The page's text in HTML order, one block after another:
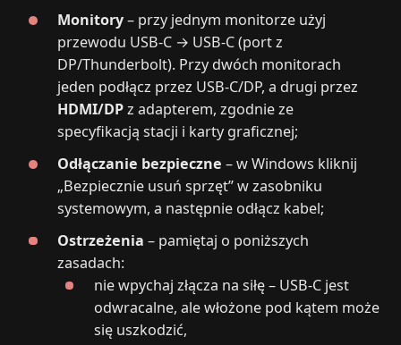
Monitory– przy jednym monitorze użyj
przewodu USB‑C → USB‑C (port z
DP/Thunderbolt). Przy dwóch monitorach
jeden podłącz przez USB‑C/DP, a drugi przez
HDMI/DPz adapterem, zgodnie ze
specyfikacją stacji i karty graficznej;
Odłączanie bezpieczne – w Windows kliknij
„Bezpiecznie usuń sprzęt” w zasobniku
systemowym, a następnie odłącz kabel;
Ostrzeżenia – pamiętaj o poniższych
zasadach:
nie wpychaj złącza na siłę – USB‑C jest
odwracalne, ale włożone pod kątem może
się uszkodzić,